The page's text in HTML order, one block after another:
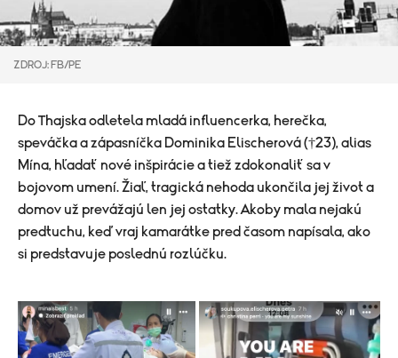
ZDROJ: FB/PE
Do Thajska odletela mladá influencerka, herečka,
speváčka a zápasníčka Dominika Elischerová (†23), alias
Mína, hľadať nové inšpirácie a tiež zdokonaliť sa v
bojovom umení. Žiaľ, tragická nehoda ukončila jej život a
domov už prevážajú len jej ostatky. Akoby mala nejakú
predtuchu, keď vraj kamarátke pred časom napísala, ako
si predstavuje poslednú rozlúčku.